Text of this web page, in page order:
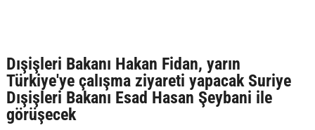
Dışişleri Bakanı Hakan Fidan, yarın
Türkiye'ye çalışma ziyareti yapacak Suriye
Dışişleri Bakanı Esad Hasan Şeybani ile
görüşecek